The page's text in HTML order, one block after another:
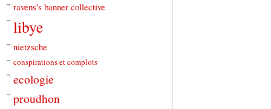
ravens's banner collective
libye
nietzsche
conspirations et complots
ecologie
proudhon